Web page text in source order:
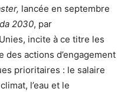
lancée en septembre
2030, par
incite à ce titre les
actions d’engagement
prioritaires : le salaire
l’eau et le